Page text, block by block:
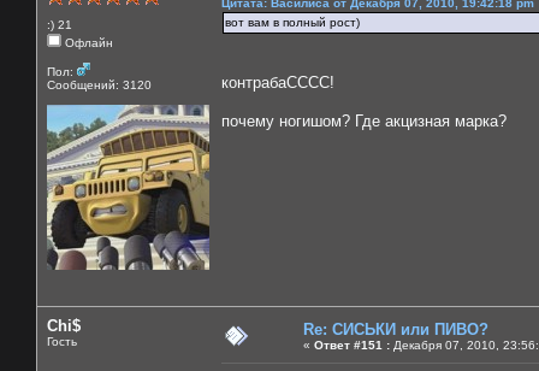
:) 21
Офлайн
Пол:
Сообщений: 3120
Цитата: Василиса от Декабря 07, 2010, 19:42:18 pm
вот вам в полный рост)
контрабаСССС!
почему ногишом? Где акцизная марка?
Chi$
Гость
Re: СИСЬКИ или ПИВО?
« Ответ #151 : Декабря 07, 2010,